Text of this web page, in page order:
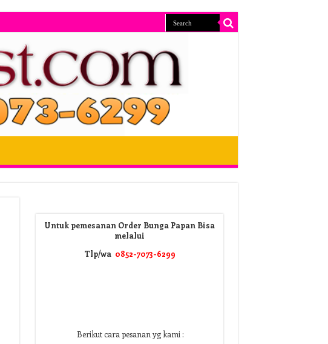
Untuk pemesanan Order Bunga Papan Bisa
melalui
Tlp/wa 0852-7073-6299
Berikut cara pesanan yg kami :